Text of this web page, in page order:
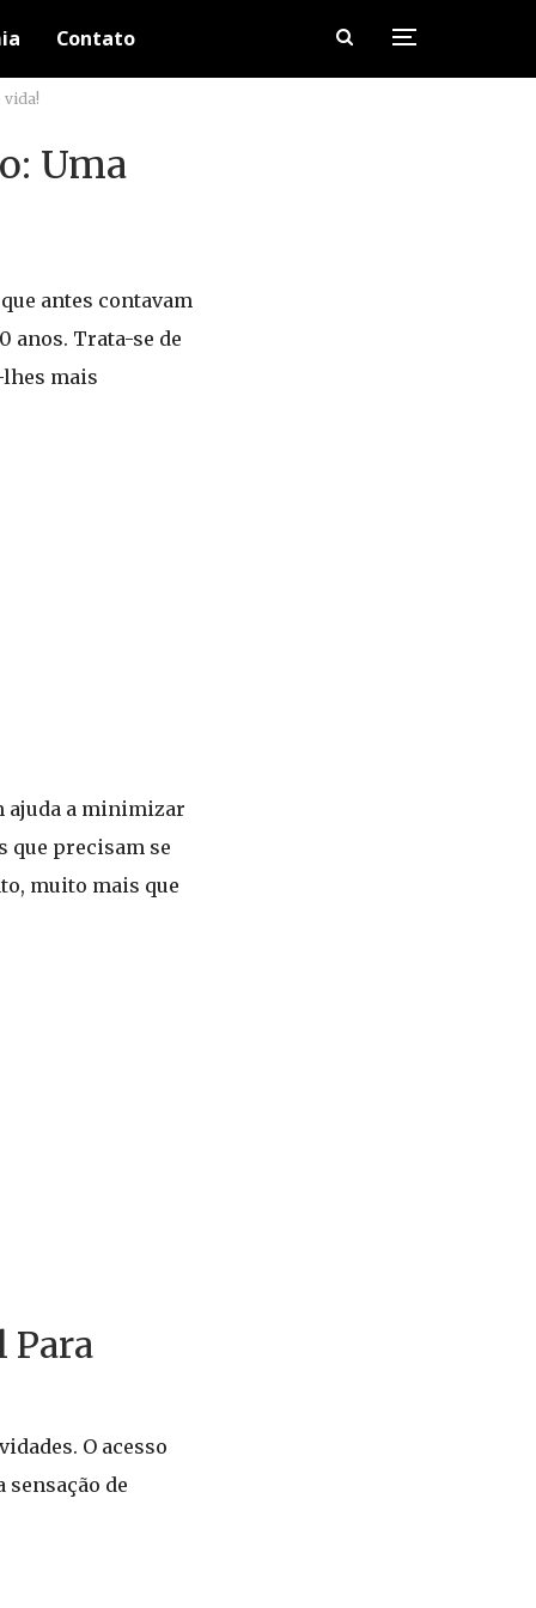
Contato
vida!
Uma
antes contavam
anos. Trata-se de
mais
ajuda a minimizar
que precisam se
muito mais que
Para
O acesso
de